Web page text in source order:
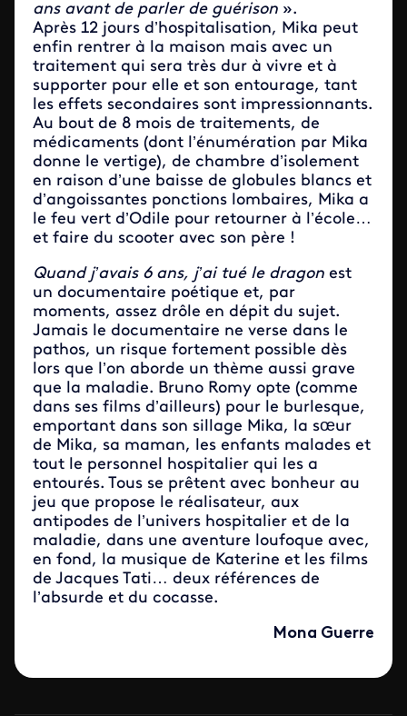
ans avant de parler de guérison ».
Après 12 jours d’hospitalisation, Mika peut
enfin rentrer à la maison mais avec un
traitement qui sera très dur à vivre et à
supporter pour elle et son entourage, tant
les effets secondaires sont impressionnants.
Au bout de 8 mois de traitements, de
médicaments (dont l’énumération par Mika
donne le vertige), de chambre d’isolement
en raison d’une baisse de globules blancs et
d’angoissantes ponctions lombaires, Mika a
le feu vert d’Odile pour retourner à l’école…
et faire du scooter avec son père !
Quand j’avais 6 ans, j’ai tué le dragon est
un documentaire poétique et, par
moments, assez drôle en dépit du sujet.
Jamais le documentaire ne verse dans le
pathos, un risque fortement possible dès
lors que l’on aborde un thème aussi grave
que la maladie. Bruno Romy opte (comme
dans ses films d’ailleurs) pour le burlesque,
emportant dans son sillage Mika, la sœur
de Mika, sa maman, les enfants malades et
tout le personnel hospitalier qui les a
entourés. Tous se prêtent avec bonheur au
jeu que propose le réalisateur, aux
antipodes de l’univers hospitalier et de la
maladie, dans une aventure loufoque avec,
en fond, la musique de Katerine et les films
de Jacques Tati… deux références de
l’absurde et du cocasse.
Mona Guerre